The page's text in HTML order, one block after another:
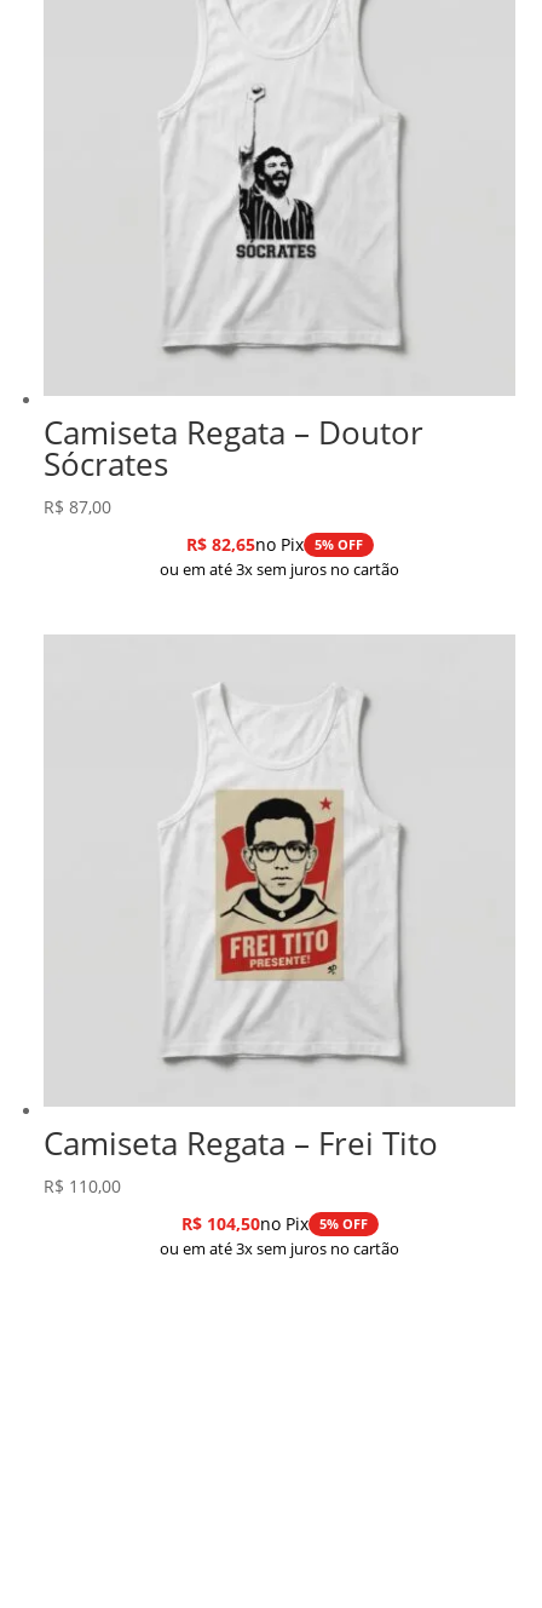
Camiseta Regata – Doutor
Sócrates
R$ 87,00
R$82,65no Pix 5% OFF
ou em até 3x sem juros no cartão
Camiseta Regata – Frei Tito
R$ 110,00
R$104,50no Pix 5% OFF
ou em até 3x sem juros no cartão